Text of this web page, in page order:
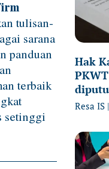
tulisan-
sarana
panduan
terbaik
setinggi
Hak
Resa IS